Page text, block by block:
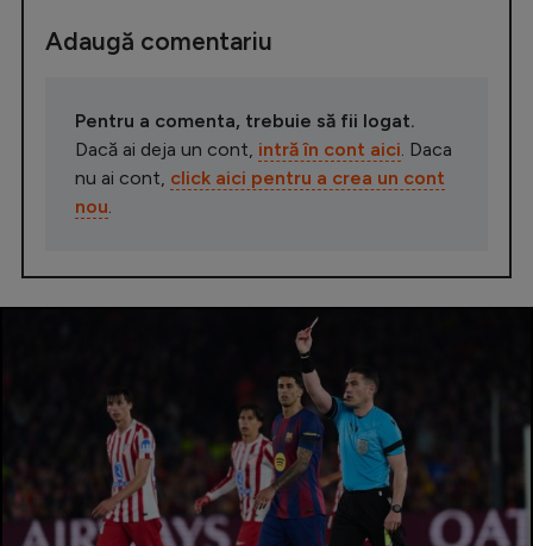
Adaugă comentariu
Pentru a comenta, trebuie să fii logat.
Dacă ai deja un cont, intră în cont aici . Daca
nu ai cont, click aici pentru a crea un cont
nou